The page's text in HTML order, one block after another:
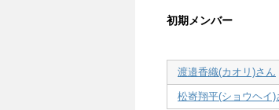
初期メンバー
渡邉香織(カオリ)さん
松㟢翔平(ショウヘイ)